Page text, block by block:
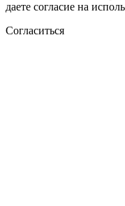
даете согласие на
Согласиться